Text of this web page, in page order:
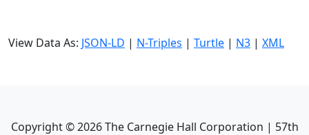
View Data As: JSON-LD | N-Triples | Turtle | N3 | XML
Copyright ©2026The Carnegie Hall Corporation | 57th